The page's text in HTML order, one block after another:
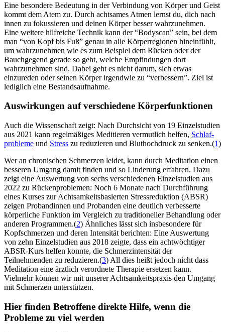
Eine beson­dere Bedeu­tung in der Ver­bin­dung von Körper und Geist
kommt dem Atem zu. Durch acht­sa­mes Atmen lernst du, dich nach
innen zu fokus­sie­ren und deinen Körper besser wahrzunehmen.
Eine weitere hilfreiche Technik kann der “Bodyscan” sein, bei dem
man “von Kopf bis Fuß” genau in alle Körperregionen hineinfühlt,
um wahrzunehmen wie es zum Beispiel dem Rücken oder der
Bauchgegend gerade so geht, welche Empfindungen dort
wahrzunehmen sind. Dabei geht es nicht darum, sich etwas
einzureden oder seinen Körper irgendwie zu “verbessern”. Ziel ist
lediglich eine Bestandsaufnahme.
Auswirkungen auf verschiedene Körperfunktionen
Auch die Wissenschaft zeigt: Nach Durchsicht von 19 Einzelstudien
aus 2021 kann regelmäßiges Meditieren vermutlich helfen, Schlaf­
pro­ble­me und Stress zu reduzieren und Bluthochdruck zu senken.(1)
Wer an chronischen Schmerzen leidet, kann durch Meditation einen
besseren Umgang damit finden und so Linderung erfahren. Dazu
zeigt eine Auswertung von sechs verschiedenen Einzelstudien aus
2022 zu Rückenproblemen: Noch 6 Monate nach Durchführung
eines Kurses zur Achtsamkeitsbasierten Stressreduktion (ABSR)
zeigen Probandinnen und Probanden eine deutlich verbesserte
körperliche Funktion im Vergleich zu traditioneller Behandlung oder
anderen Programmen.(2) Ähnliches lässt sich insbesondere für
Kopfschmerzen und deren Intensität berichten: Eine Auswertung
von zehn Einzelstudien aus 2018 zeigte, dass ein achtwöchtiger
ABSR-Kurs helfen konnte, die Schmerzintensität der
Teilnehmenden zu reduzieren.(3) All dies heißt jedoch nicht dass
Meditation eine ärztlich verordnete Therapie ersetzen kann.
Vielmehr können wir mit unserer Achtsamkeitspraxis den Umgang
mit Schmerzen unterstützen.
Hier finden Betroffene direkte Hilfe, wenn die
Probleme zu viel werden